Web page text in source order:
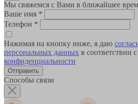
Мы свяжемся с Вами в ближайшее
Ваше имя *
Телефон *
Нажимая на кнопку ниже, я даю
персональных данных в соответствии с
конфиденциальности
Способы связи